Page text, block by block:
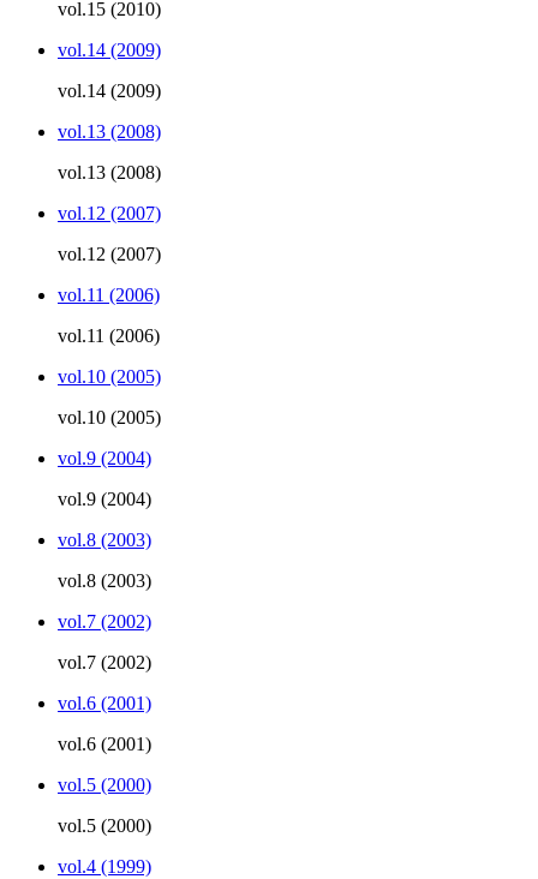
vol.15 (2010)
vol.14 (2009)
vol.14 (2009)
vol.13 (2008)
vol.13 (2008)
vol.12 (2007)
vol.12 (2007)
vol.11 (2006)
vol.11 (2006)
vol.10 (2005)
vol.10 (2005)
vol.9 (2004)
vol.9 (2004)
vol.8 (2003)
vol.8 (2003)
vol.7 (2002)
vol.7 (2002)
vol.6 (2001)
vol.6 (2001)
vol.5 (2000)
vol.5 (2000)
vol.4 (1999)